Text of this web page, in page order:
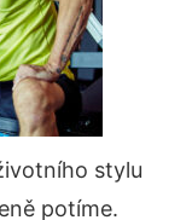
stylu
potíme.